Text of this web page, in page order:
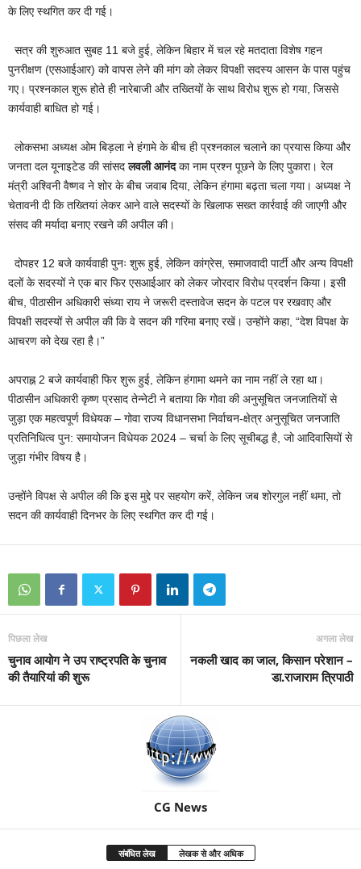
के लिए स्थगित कर दी गई।
सत्र की शुरुआत सुबह 11 बजे हुई, लेकिन बिहार में चल रहे मतदाता विशेष गहन
पुनरीक्षण (एसआईआर) को वापस लेने की मांग को लेकर विपक्षी सदस्य आसन के पास पहुंच
गए। प्रश्नकाल शुरू होते ही नारेबाजी और तख्तियों के साथ विरोध शुरू हो गया, जिससे
कार्यवाही बाधित हो गई।
लोकसभा अध्यक्ष ओम बिड़ला ने हंगामे के बीच ही प्रश्नकाल चलाने का प्रयास किया और
जनता दल यूनाइटेड की सांसदलवली आनंदका नाम प्रश्न पूछने के लिए पुकारा। रेल
मंत्री अश्विनी वैष्णव ने शोर के बीच जवाब दिया, लेकिन हंगामा बढ़ता चला गया। अध्यक्ष ने
चेतावनी दी कि तख्तियां लेकर आने वाले सदस्यों के खिलाफ सख्त कार्रवाई की जाएगी और
संसद की मर्यादा बनाए रखने की अपील की।
दोपहर 12 बजे कार्यवाही पुनः शुरू हुई, लेकिन कांग्रेस, समाजवादी पार्टी और अन्य विपक्षी
दलों के सदस्यों ने एक बार फिर एसआईआर को लेकर जोरदार विरोध प्रदर्शन किया। इसी
बीच, पीठासीन अधिकारी संध्या राय ने जरूरी दस्तावेज सदन के पटल पर रखवाए और
विपक्षी सदस्यों से अपील की कि वे सदन की गरिमा बनाए रखें। उन्होंने कहा, “देश विपक्ष के
आचरण को देख रहा है।”
अपराह्न 2 बजे कार्यवाही फिर शुरू हुई, लेकिन हंगामा थमने का नाम नहीं ले रहा था।
पीठासीन अधिकारी कृष्ण प्रसाद तेन्नेटी ने बताया कि गोवा की अनुसूचित जनजातियों से
जुड़ा एक महत्वपूर्ण विधेयक – गोवा राज्य विधानसभा निर्वाचन-क्षेत्र अनुसूचित जनजाति
प्रतिनिधित्व पुन: समायोजन विधेयक 2024 – चर्चा के लिए सूचीबद्ध है, जो आदिवासियों से
जुड़ा गंभीर विषय है।
उन्होंने विपक्ष से अपील की कि इस मुद्दे पर सहयोग करें, लेकिन जब शोरगुल नहीं थमा, तो
सदन की कार्यवाही दिनभर के लिए स्थगित कर दी गई।
पिछला लेख
चुनाव आयोग ने उप राष्ट्रपति के चुनाव
की तैयारियां की शुरू
अगला लेख
नकली खाद का जाल, किसान परेशान –
डा.राजाराम त्रिपाठी
CG News
संबंधित लेख लेखक से और अधिक